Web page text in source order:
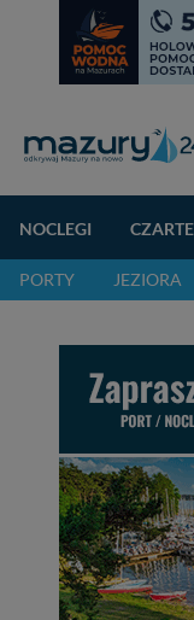
NOCLEGI
PORTY JEZIORA